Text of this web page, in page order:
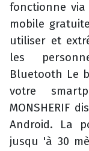
fonctionne
mobile
utiliser et
les
Bluetooth Le
votre
MONSHERIF
Android. La
jusqu 'à 30